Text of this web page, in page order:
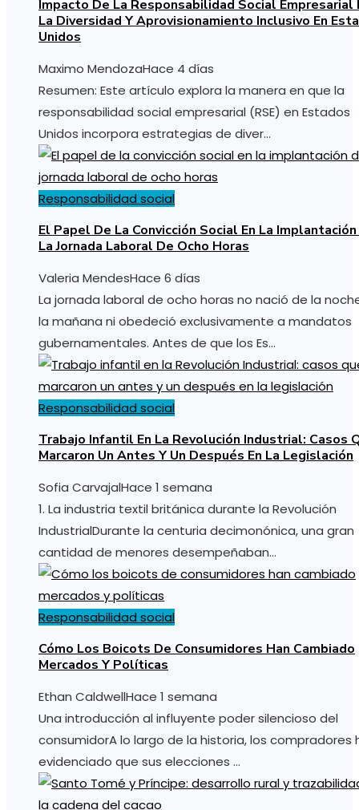
Impacto De La Responsabilidad Social Empresarial
La Diversidad Y Aprovisionamiento Inclusivo En
Unidos
Maximo MendozaHace 4 días
Resumen: Este artículo explora la manera en que la
responsabilidad social empresarial (RSE) en Estados
Unidos incorpora estrategias de diver...
Responsabilidad social
El Papel De La Convicción Social En La
La Jornada Laboral De Ocho Horas
Valeria MendesHace 6 días
La jornada laboral de ocho horas no nació de la
la mañana ni obedeció exclusivamente a mandatos
gubernamentales. Antes de que los Es...
Responsabilidad social
Trabajo Infantil En La Revolución Industrial: Casos
Marcaron Un Antes Y Un Después En La Legislación
Sofia CarvajalHace 1 semana
1. La industria textil británica durante la Revolución
IndustrialDurante la centuria decimonónica, una gran
cantidad de menores desempeñaban...
Responsabilidad social
Cómo Los Boicots De Consumidores Han Cambiado
Mercados Y Políticas
Ethan CaldwellHace 1 semana
Una introducción al influyente poder silencioso del
consumidorA lo largo de la historia, los compradores
evidenciado que sus elecciones ...